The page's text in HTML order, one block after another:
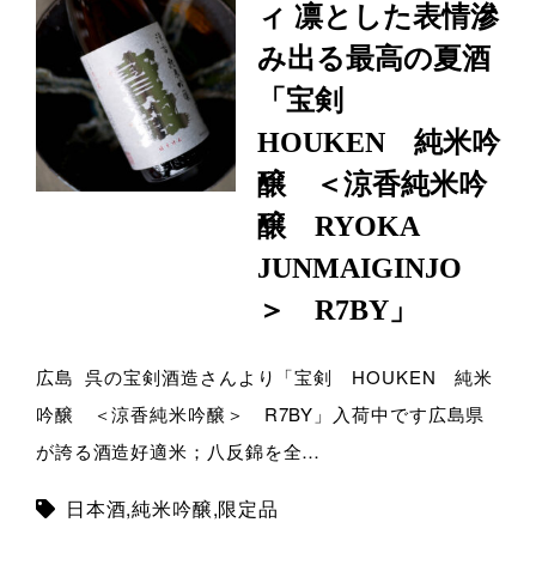
ィ 凛とした表情滲
み出る最高の夏酒
「宝剣
HOUKEN 純米吟
醸 ＜涼香純米吟
醸 RYOKA
JUNMAIGINJO
＞ R7BY」
広島 呉の宝剣酒造さんより「宝剣 HOUKEN 純米
吟醸 ＜涼香純米吟醸＞ R7BY」入荷中です広島県
が誇る酒造好適米；八反錦を全…
日本酒,純米吟醸,限定品